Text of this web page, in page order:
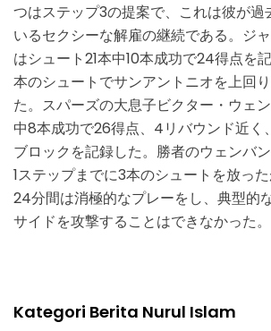
つはステップ3の提案で、これは彼が過
いるセクシーな解雇の継続である。ジ
はシュート21本中10本成功で24得点を
本のシュートでサンアントニオを上回
た。スパーズの大息子ビクター・ウェ
中8本成功で26得点、4リバウンド近く
ブロックを記録した。勝者のウェンバ
1ステップまでに3本のシュートを放っ
24分間は消極的なプレーをし、典型的
サイドを攻撃することはできなかった。
Kategori Berita Nurul Islam